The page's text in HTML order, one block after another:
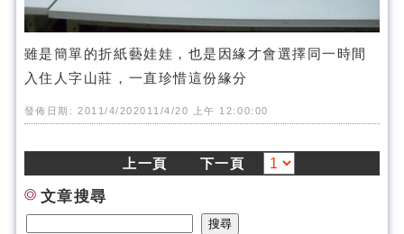
雖是簡單的折紙藝娃娃，也是因緣才會選擇同一時間
入住人字山莊，一直珍惜這份緣分
發佈日期: 2011/4/202011/4/20 上午 12:00:00
上一頁 下一頁
文章搜尋